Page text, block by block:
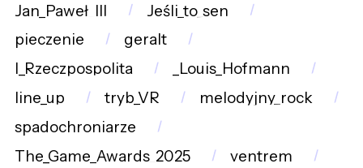
Jan_Paweł_III
Jeśli_to_sen
pieczenie
geralt
I_Rzeczpospolita
_Louis_Hofmann
line_up
tryb_VR
melodyjny_rock
spadochroniarze
The_Game_Awards_2025
ventrem